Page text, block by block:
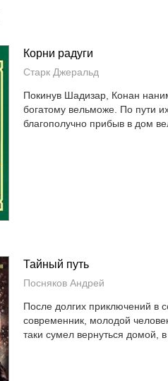
Корни радуги
Старк Джеральд
Покинув Шадизар, Конан
богатому вельможе. По пути
благополучно прибыв в дом
Тайный путь
Посняков Андрей
После долгих приключений в
современник, молодой
таки сумел вернуться домой,